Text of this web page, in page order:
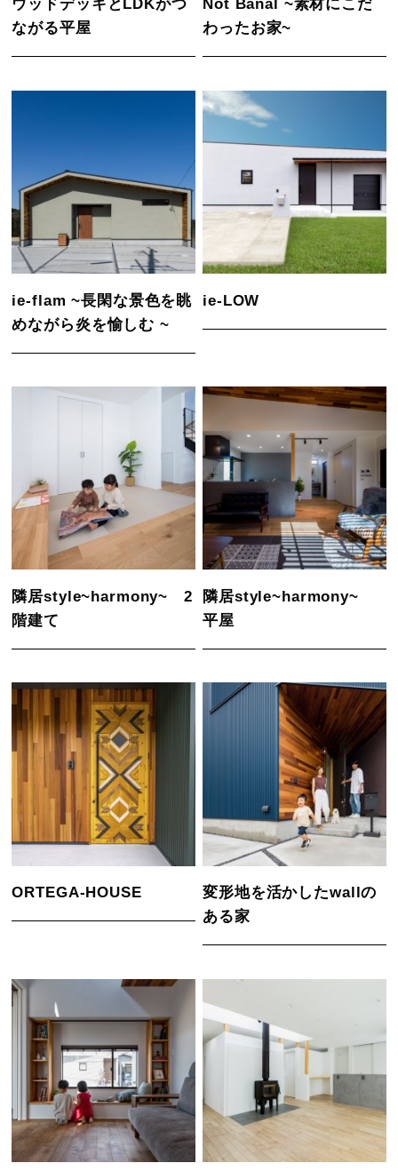
ウッドデッキとLDKがつ
ながる平屋
Not Banal ~素材にこだ
わったお家~
ie-flam ~長閑な景色を眺
めながら炎を愉しむ ~
ie-LOW
隣居style~harmony~ 2
階建て
隣居style~harmony~
平屋
ORTEGA-HOUSE
変形地を活かしたwallの
ある家